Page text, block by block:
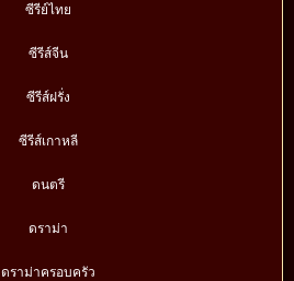
ซีรีย์ไทย
ซีรีส์จีน
ซีรีส์ฝรั่ง
ซีรีส์เกาหลี
ดนตรี
ดราม่า
ดราม่าครอบครัว